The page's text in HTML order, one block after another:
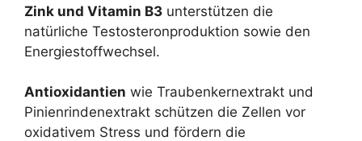
Zink und Vitamin B3 unterstützen die
natürliche Testosteronproduktion sowie den
Energiestoffwechsel.
Antioxidantien wie Traubenkernextrakt und
Pinienrindenextrakt schützen die Zellen vor
oxidativem Stress und fördern die